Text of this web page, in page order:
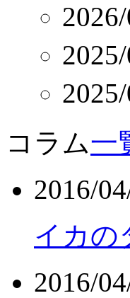
コラム一
2016/
イカの
2016/